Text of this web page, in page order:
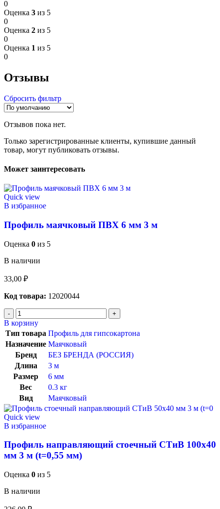
0
Оценка 3 из 5
0
Оценка 2 из 5
0
Оценка 1 из 5
0
Отзывы
Сбросить фильтр
Отзывов пока нет.
Только зарегистрированные клиенты, купившие данный
товар, могут публиковать отзывы.
Может заинтересовать
Quick view
В избранное
Профиль маячковый ПВХ 6 мм 3 м
Оценка 0 из 5
В наличии
33,00 ₽
Код товара: 12020044
В корзину
Тип товара Профиль для гипсокартона
Назначение Маячковый
Бренд
БЕЗ БРЕНДА (РОССИЯ)
Длина
3 м
Размер
6 мм
Вес
0.3 кг
Вид
Маячковый
Quick view
В избранное
Профиль направляющий стоечный СТиВ 100х40
мм 3 м (t=0,55 мм)
Оценка 0 из 5
В наличии